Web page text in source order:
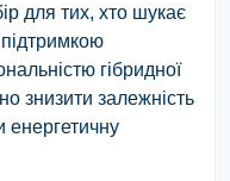
для тих, хто шукає
гібридної
знизити залежність
енергетичну